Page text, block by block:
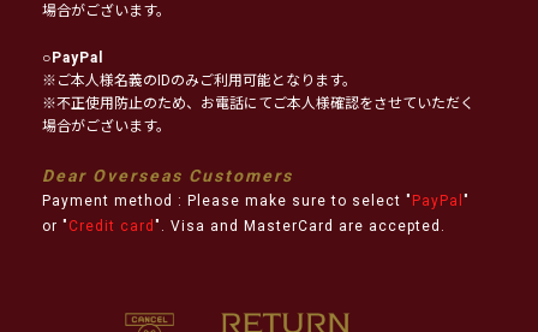
場合がございます。
○PayPal
※ご本人様名義のIDのみご利用可能となります。
※不正使用防止のため、お電話にてご本人様確認をさせていただく
場合がございます。
Dear Overseas Customers
Payment method : Please make sure to select " PayPal "
or " Credit card ". Visa and MasterCard are accepted.